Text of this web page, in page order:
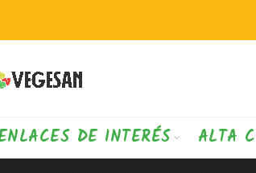
DE INTERÉS ALTA